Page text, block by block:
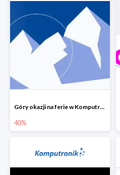
Góry okazji na ferie w Komputronik do -40%
40%